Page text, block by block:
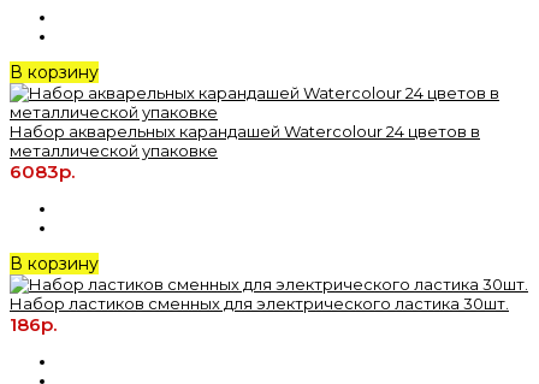
В корзину
Набор акварельных карандашей Watercolour 24 цветов в
металлической упаковке
6083р.
В корзину
Набор ластиков сменных для электрического ластика 30шт.
186р.